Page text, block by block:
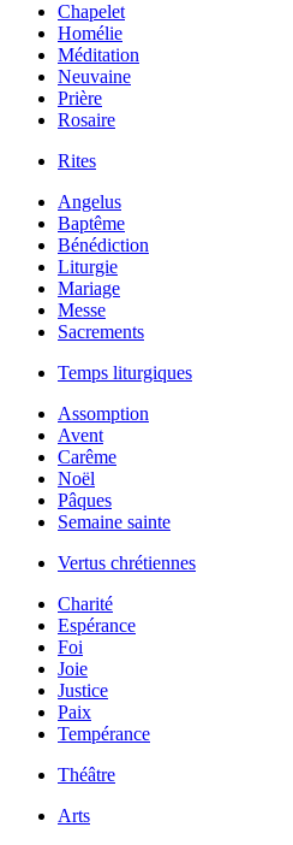
Chapelet
Homélie
Méditation
Neuvaine
Prière
Rosaire
Rites
Angelus
Baptême
Bénédiction
Liturgie
Mariage
Messe
Sacrements
Temps liturgiques
Assomption
Avent
Carême
Noël
Pâques
Semaine sainte
Vertus chrétiennes
Charité
Espérance
Foi
Joie
Justice
Paix
Tempérance
Théâtre
Arts